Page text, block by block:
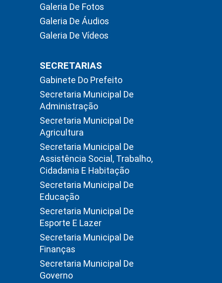
Galeria De Fotos
Galeria De Áudios
Galeria De Vídeos
SECRETARIAS
Gabinete Do Prefeito
Secretaria Municipal De
Administração
Secretaria Municipal De
Agricultura
Secretaria Municipal De
Assistência Social, Trabalho,
Cidadania E Habitação
Secretaria Municipal De
Educação
Secretaria Municipal De
Esporte E Lazer
Secretaria Municipal De
Finanças
Secretaria Municipal De
Governo